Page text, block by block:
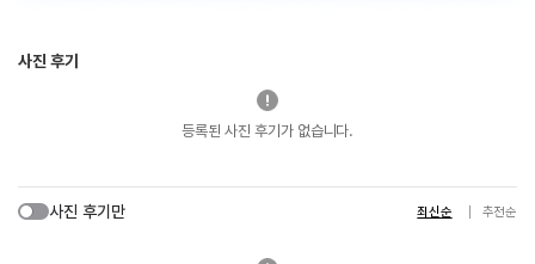
사진 후기
등록된 사진 후기가 없습니다.
사진 후기만 최신순 추천순